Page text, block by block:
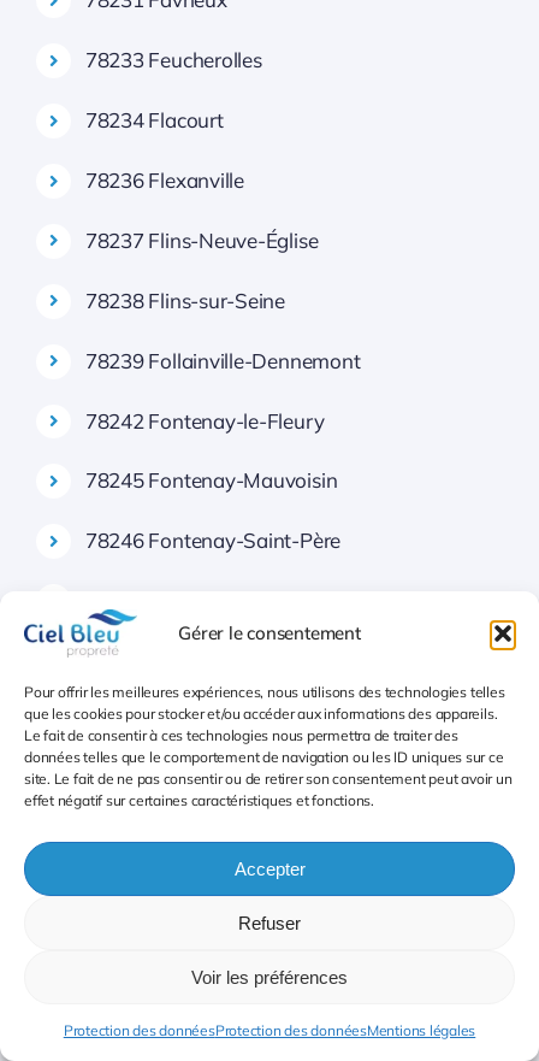
Gérer le consentement
Pour offrir les meilleures expériences, nous utilisons des technologies telles
que les cookies pour stocker et/ou accéder aux informations des appareils.
Le fait de consentir à ces technologies nous permettra de traiter des
données telles que le comportement de navigation ou les ID uniques sur ce
site. Le fait de ne pas consentir ou de retirer son consentement peut avoir un
effet négatif sur certaines caractéristiques et fonctions.
Accepter
Refuser
Voir les préférences
Protection des donnéesProtection des donnéesMentions légales
78233 Feucherolles
78234 Flacourt
78236 Flexanville
78237 Flins-Neuve-Église
78238 Flins-sur-Seine
78239 Follainville-Dennemont
78242 Fontenay-le-Fleury
78245 Fontenay-Mauvoisin
78246 Fontenay-Saint-Père
78255 Freneuse
78261 Gaillon-sur-Montcient
78262 Galluis
78263 Gambais
78264 Gambaiseuil
78267 Gargenville